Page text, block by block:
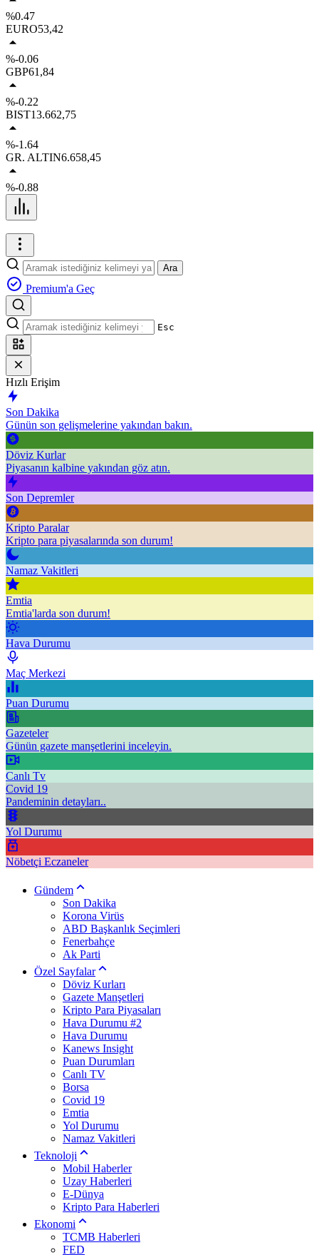
%0.47
EURO53,42
%-0.06
GBP61,84
%-0.22
BIST13.662,75
%-1.64
GR. ALTIN6.658,45
%-0.88
Ara
Premium'a Geç
Esc
Hızlı Erişim
Son Dakika
Günün son gelişmelerine yakından bakın.
Döviz Kurlar
Piyasanın kalbine yakından göz atın.
Son Depremler
Kripto Paralar
Kripto para piyasalarında son durum!
Namaz Vakitleri
Emtia
Emtia'larda son durum!
Hava Durumu
Maç Merkezi
Puan Durumu
Gazeteler
Günün gazete manşetlerini inceleyin.
Canlı Tv
Covid 19
Pandeminin detayları..
Yol Durumu
Nöbetçi Eczaneler
Gündem
Son Dakika
Korona Virüs
ABD Başkanlık Seçimleri
Fenerbahçe
Ak Parti
Özel Sayfalar
Döviz Kurları
Gazete Manşetleri
Kripto Para Piyasaları
Hava Durumu #2
Hava Durumu
Kanews Insight
Puan Durumları
Canlı TV
Borsa
Covid 19
Emtia
Yol Durumu
Namaz Vakitleri
Teknoloji
Mobil Haberler
Uzay Haberleri
E-Dünya
Kripto Para Haberleri
Ekonomi
TCMB Haberleri
FED